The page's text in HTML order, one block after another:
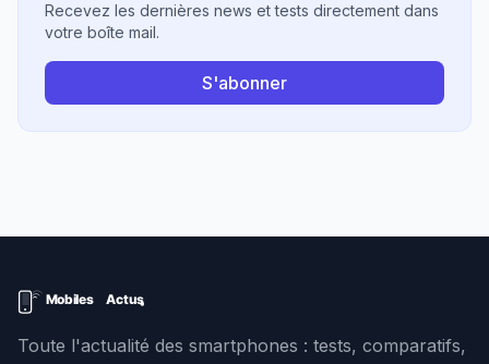
Recevez les dernières news et tests directement dans
votre boîte mail.
S'abonner
Toute l'actualité des smartphones : tests, comparatifs,